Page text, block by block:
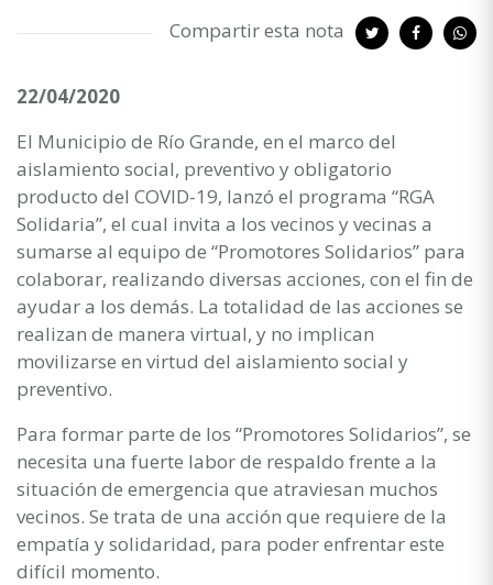
Compartir esta nota
22/04/2020
El Municipio de Río Grande, en el marco del
aislamiento social, preventivo y obligatorio
producto del COVID-19, lanzó el programa “RGA
Solidaria”, el cual invita a los vecinos y vecinas a
sumarse al equipo de “Promotores Solidarios” para
colaborar, realizando diversas acciones, con el fin de
ayudar a los demás. La totalidad de las acciones se
realizan de manera virtual, y no implican
movilizarse en virtud del aislamiento social y
preventivo.
Para formar parte de los “Promotores Solidarios”, se
necesita una fuerte labor de respaldo frente a la
situación de emergencia que atraviesan muchos
vecinos. Se trata de una acción que requiere de la
empatía y solidaridad, para poder enfrentar este
difícil momento.